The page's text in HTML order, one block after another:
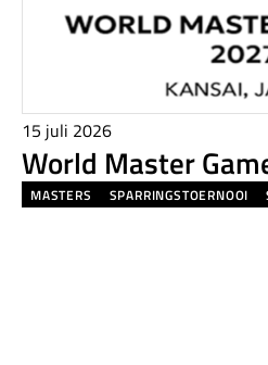
15 juli 2026
World Master
MASTERS SPARRINGSTOERNOOI